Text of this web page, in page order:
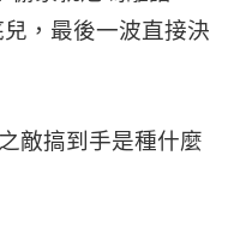
，最後一波直接決
敵搞到手是種什麼